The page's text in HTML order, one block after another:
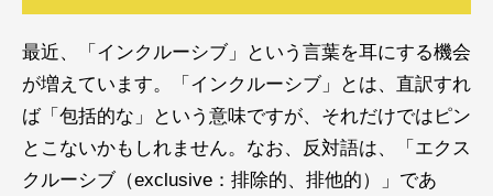
最近、「インクルーシブ」という言葉を耳にする機会
が増えています。「インクルーシブ」とは、直訳すれ
ば「包括的な」という意味ですが、それだけではピン
とこないかもしれません。なお、反対語は、「エクス
クルーシブ（exclusive：排除的、排他的）」であ